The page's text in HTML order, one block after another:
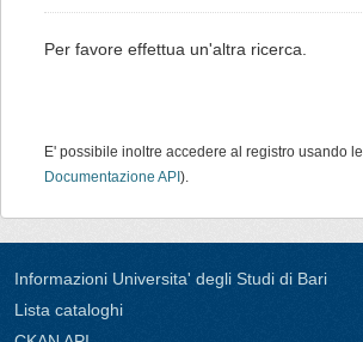
Per favore effettua un'altra ricerca.
E' possibile inoltre accedere al registro usando le
Documentazione API ).
Informazioni Universita' degli Studi di Bari
Lista cataloghi